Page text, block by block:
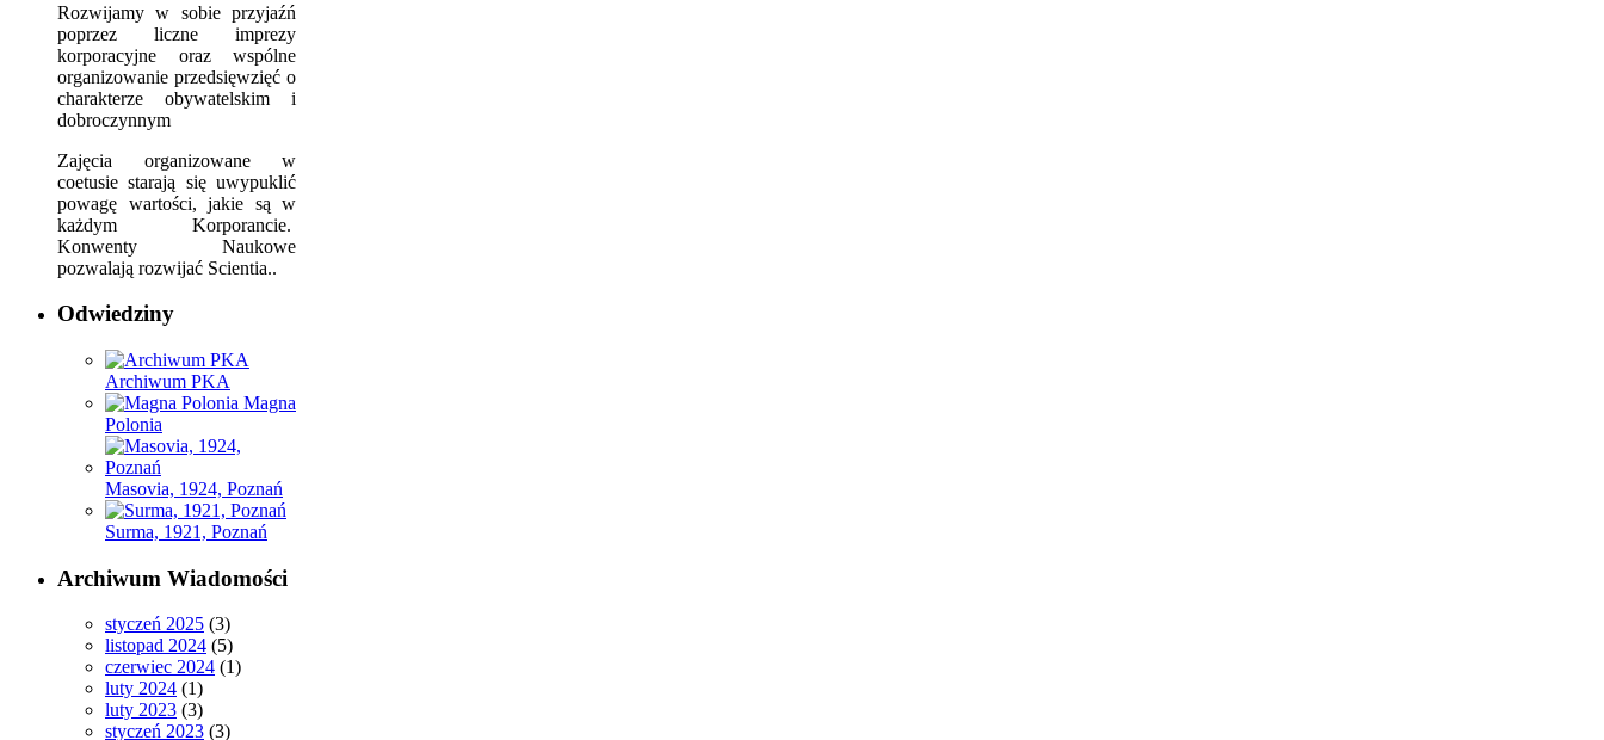
Rozwijamy w sobie przyjaźń
poprzez liczne imprezy
korporacyjne oraz wspólne
organizowanie przedsięwzięć o
charakterze obywatelskim i
dobroczynnym
Zajęcia organizowane w
coetusie starają się uwypuklić
powagę wartości, jakie są w
każdym Korporancie.
Konwenty Naukowe
pozwalają rozwijać Scientia..
Odwiedziny
Archiwum PKA
Magna
Polonia
Masovia, 1924, Poznań
Surma, 1921, Poznań
Archiwum Wiadomości
styczeń 2025 (3)
listopad 2024 (5)
czerwiec 2024 (1)
luty 2024 (1)
luty 2023 (3)
styczeń 2023 (3)